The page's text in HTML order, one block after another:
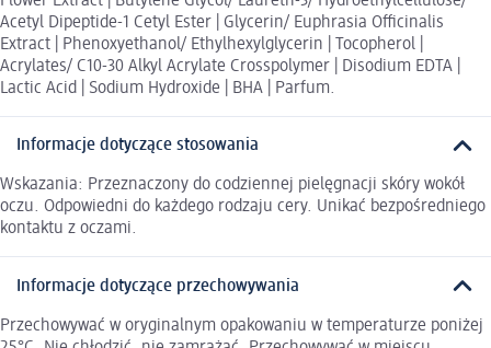
Acetyl Dipeptide-1 Cetyl Ester | Glycerin/ Euphrasia Officinalis
Extract | Phenoxyethanol/ Ethylhexylglycerin | Tocopherol |
Acrylates/ C10-30 Alkyl Acrylate Crosspolymer | Disodium EDTA |
Lactic Acid | Sodium Hydroxide | BHA | Parfum.
Informacje dotyczące stosowania
Wskazania: Przeznaczony do codziennej pielęgnacji skóry wokół
oczu. Odpowiedni do każdego rodzaju cery. Unikać bezpośredniego
kontaktu z oczami.
Informacje dotyczące przechowywania
Przechowywać w oryginalnym opakowaniu w temperaturze poniżej